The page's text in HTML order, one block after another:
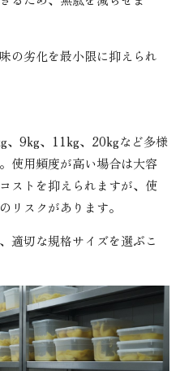
の劣化を最小限に抑えられ
、9kg、11kg、20kgなど多様
使用頻度が高い場合は大容
ストを抑えられますが、使
リスクがあります。
適切な規格サイズを選ぶこ